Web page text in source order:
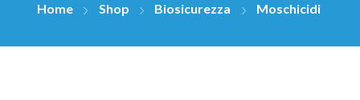
Home Shop Biosicurezza Moschicidi